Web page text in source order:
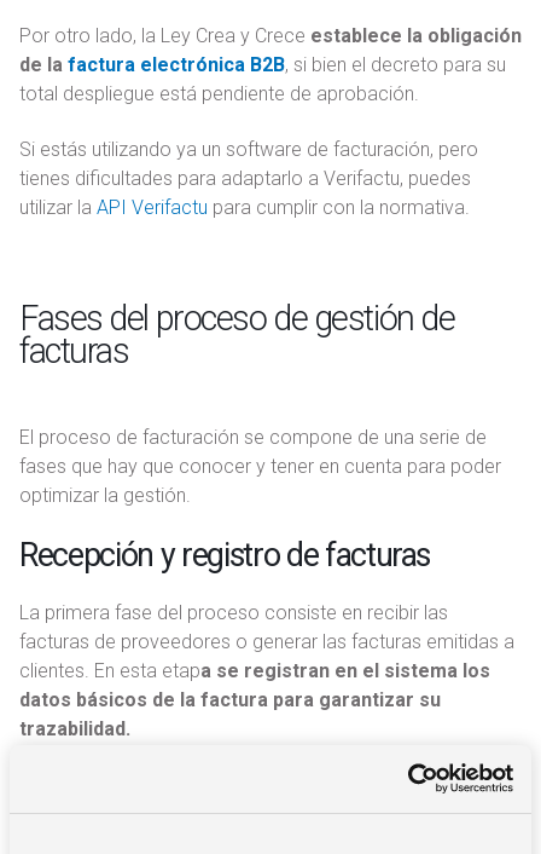
Por otro lado, la Ley Crea y Crece establece la obligación
de la factura electrónica B2B, si bien el decreto para su
total despliegue está pendiente de aprobación.
Si estás utilizando ya un software de facturación, pero
tienes dificultades para adaptarlo a Verifactu, puedes
utilizar la API Verifactu para cumplir con la normativa.
Fases del proceso de gestión de
facturas
El proceso de facturación se compone de una serie de
fases que hay que conocer y tener en cuenta para poder
optimizar la gestión.
Recepción y registro de facturas
La primera fase del proceso consiste en recibir las
facturas de proveedores o generar las facturas emitidas a
clientes. En esta etapa se registran en el sistema los
datos básicos de la factura para garantizar su
trazabilidad.
Validación y aprobación de facturas